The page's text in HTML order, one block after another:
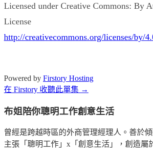
Licensed under Creative Commons: By
License
http://creativecommons.org/licenses/by/
Powered by Firstory Hosting
在 Firstory 收聽此單集 →
布姐陪你聰明工作創意生活
曾經是跨越時區的外商管理經理人。善於
主張「聰明工作」x「創意生活」，創造屬